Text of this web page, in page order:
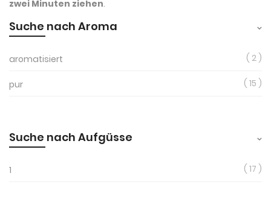
zwei Minuten ziehen.
Suche nach Aroma
aromatisiert 2
pur 15
Suche nach Aufgüsse
1 17